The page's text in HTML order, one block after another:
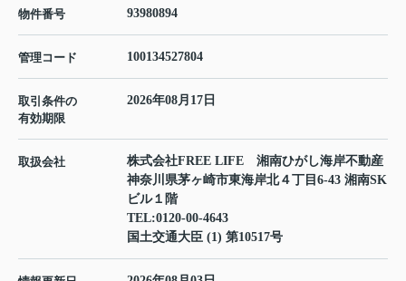
物件番号 93980894
管理コード 100134527804
取引条件の
有効期限
2026年08月17日
取扱会社
株式会社FREE LIFE 湘南ひがし海岸不動産
神奈川県茅ヶ崎市東海岸北４丁目6-43 湘南SK
ビル１階
TEL:0120-00-4643
国土交通大臣 (1) 第10517号